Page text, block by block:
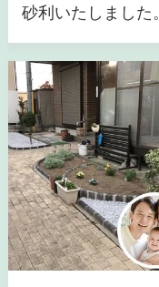
砂利いたしました。